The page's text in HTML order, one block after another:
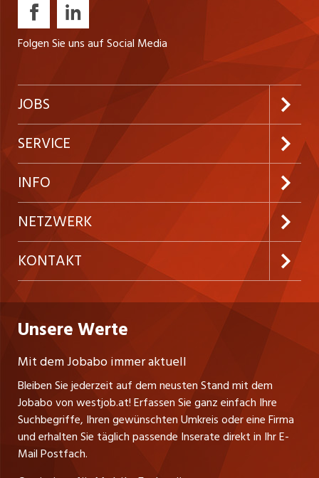
Folgen Sie uns auf Social Media
JOBS
Jobabo abonnieren
Neue Stellen
Festanstellungen
Temporäre Jobs
Praktika
Lehrstellen
Führungspositionen
Management / Kader-Jobs
SERVICE
Kundenlogin
Inserieren
Firmen
Personalvermittler
INFO
Preise und Leistungen
AGB
Datenschutzerklärung
Impressum
NETZWERK
ostjob.ch
jobzüri.ch
jobmittelland.ch
jobbern.ch
jobbasel.ch
zentraljob.ch
KONTAKT
Gutenbergstrasse 1
A-6858 Schwarzach
Stefan Spötl
Tel. +43 664 39 47 47 7
Leiter westjob.at
Andrea Graf
Tel. +43 664 20 30 02 1
Unsere Werte
Mit dem Jobabo immer aktuell
Bleiben Sie jederzeit auf dem neusten Stand mit dem
Jobabo von westjob.at! Erfassen Sie ganz einfach Ihre
Suchbegriffe, Ihren gewünschten Umkreis oder eine Firma
und erhalten Sie täglich passende Inserate direkt in Ihr E-
Mail Postfach.